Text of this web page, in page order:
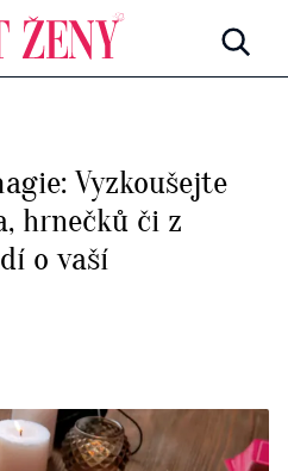
Vyzkoušejte
hrnečků či z
o vaší